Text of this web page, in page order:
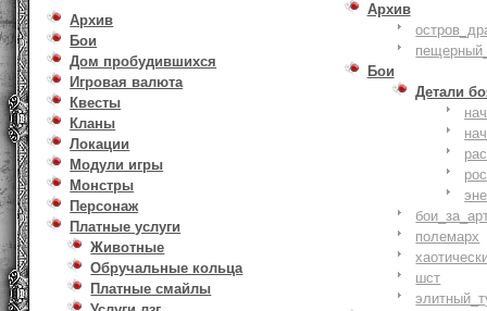
Архив
Бои
Дом пробудившихся
Игровая валюта
Квесты
Кланы
Локации
Модули игры
Монстры
Персонаж
Платные услуги
Животные
Обручальные кольца
Платные смайлы
Архив
Бои
Детали
полемарх
шст